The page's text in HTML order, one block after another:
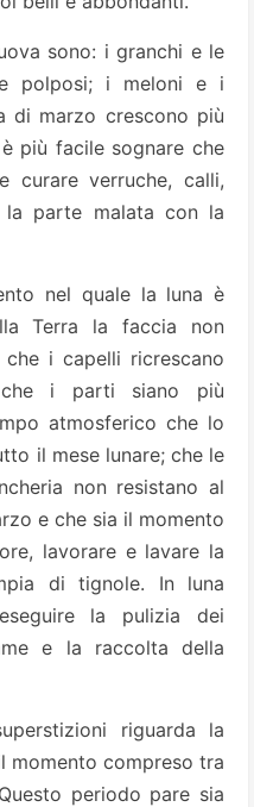
sono: i granchi e le
polposi; i meloni e i
di marzo crescono più
più facile sognare che
curare verruche, calli,
parte malata con la
nel quale la luna è
Terra la faccia non
i capelli ricrescano
che i parti siano più
atmosferico che lo
il mese lunare; che le
non resistano al
e che sia il momento
lavorare e lavare la
di tignole. In luna
la pulizia dei
e la raccolta della
riguarda la
momento compreso tra
periodo pare sia